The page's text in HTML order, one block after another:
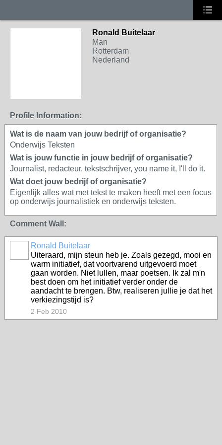
Ronald Buitelaar
Man
Rotterdam
Nederland
Profile Information:
Wat is de naam van jouw bedrijf of organisatie?
Onderwijs Teksten
Wat is jouw functie in jouw bedrijf of organisatie?
Journalist, redacteur, tekstschrijver, you name it, I'll do it.
Wat doet jouw bedrijf of organisatie?
Eigenlijk alles wat met tekst te maken heeft met een focus
op onderwijs journalistiek en onderwijs teksten.
Comment Wall:
Ronald Buitelaar
Uiteraard, mijn steun heb je. Zoals gezegd, mooi en
warm initiatief, dat voortvarend uitgevoerd moet
gaan worden. Niet lullen, maar poetsen. Ik zal m'n
best doen om het initiatief verder onder de
aandacht te brengen. Btw, realiseren jullie je dat het
verkiezingstijd is?
2 Feb 2010